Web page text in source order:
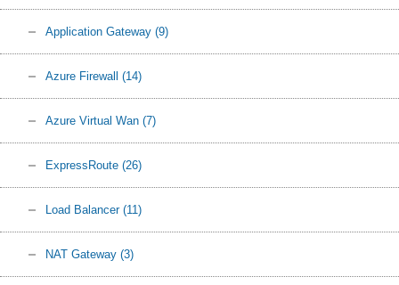
Application Gateway (9)
Azure Firewall (14)
Azure Virtual Wan (7)
ExpressRoute (26)
Load Balancer (11)
NAT Gateway (3)